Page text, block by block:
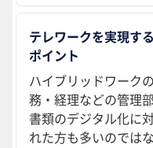
テレワークを実現す
ポイント
ハイブリッドワーク
務・経理などの管理
書類のデジタル化に
れた方も多いのでは